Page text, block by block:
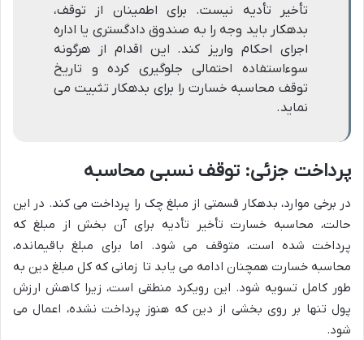
تأخیر تأدیه نیست. برای اطمینان از توقف،
بدهکار باید وجه را به صندوق دادگستری یا اداره
اجرای احکام واریز کند. این اقدام از هرگونه
سوءاستفاده احتمالی جلوگیری کرده و تاریخ
توقف محاسبه خسارت را برای بدهکار تثبیت می
نماید.
پرداخت جزئی: توقف نسبی محاسبه
در برخی موارد، بدهکار قسمتی از مبلغ چک را پرداخت می کند. در این
حالت، محاسبه خسارت تأخیر تأدیه برای آن بخش از مبلغ که
پرداخت شده است، متوقف می شود. اما برای مبلغ باقیمانده،
محاسبه خسارت همچنان ادامه می یابد تا زمانی که کل مبلغ دین به
طور کامل تسویه شود. این رویکرد منطقی است، زیرا کاهش ارزش
پول تنها بر روی بخشی از دین که هنوز پرداخت نشده، اعمال می
شود.